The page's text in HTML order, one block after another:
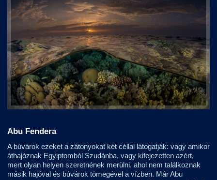
Abu Fendera
A búvárok ezeket a zátonyokat két céllal látogatják: vagy amikor
áthajóznak Egyiptomból Szudánba, vagy kifejezetten azért,
mert olyan helyen szeretnének merülni, ahol nem találkoznak
másik hajóval és búvárok tömegével a vízben. Már Abu